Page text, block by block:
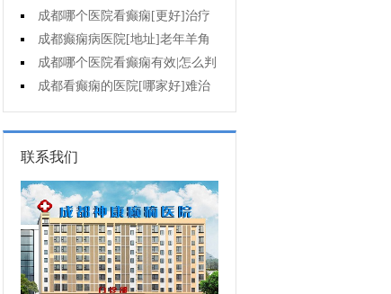
何避免癫痫病的遗传给孩子?
成都哪个医院看癫痫[更好]治疗
癫痫的药物不良反应是什么?
成都癫痫病医院[地址]老年羊角
风心理怎么调整?
成都哪个医院看癫痫有效|怎么判
断癫痫有没有发作?
成都看癫痫的医院[哪家好]难治
性癫痫怎么治疗呢?
联系我们